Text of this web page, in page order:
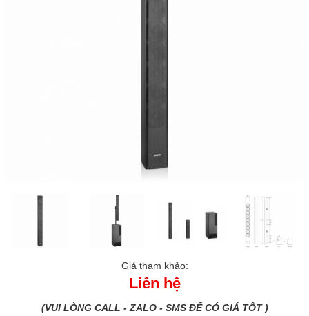
Giá tham khảo:
Liên hệ
(VUI LÒNG CALL - ZALO - SMS ĐỂ CÓ GIÁ TỐT )